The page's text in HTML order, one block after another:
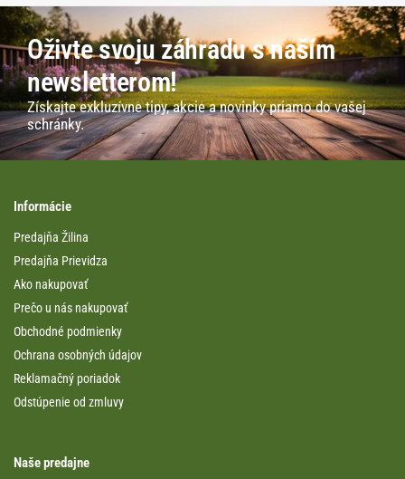
Oživte svoju záhradu s naším
newsletterom!
Získajte exkluzívne tipy, akcie a novinky priamo do vašej
schránky.
Informácie
Predajňa Žilina
Predajňa Prievidza
Ako nakupovať
Prečo u nás nakupovať
Obchodné podmienky
Ochrana osobných údajov
Reklamačný poriadok
Odstúpenie od zmluvy
Naše predajne